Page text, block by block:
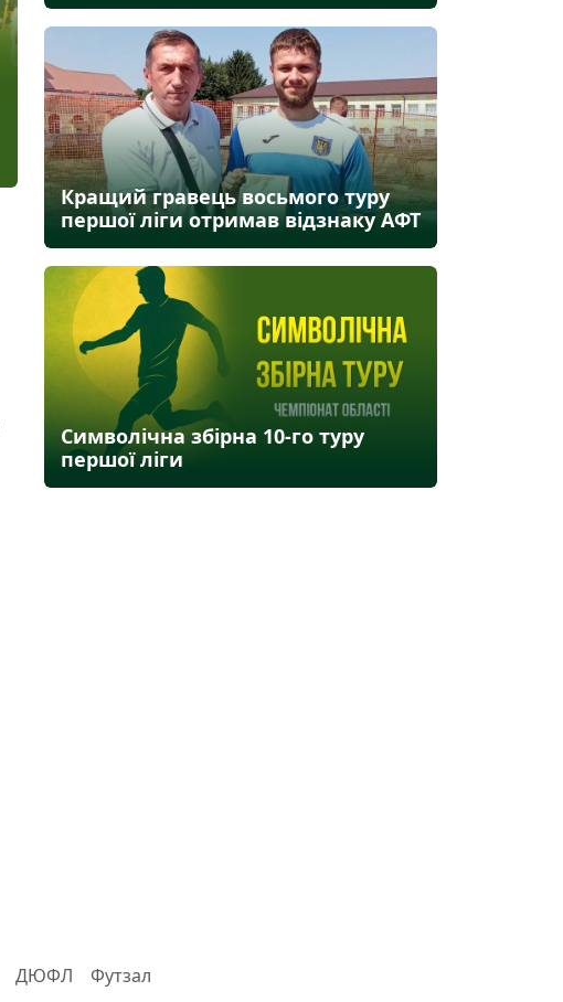
Кращий гравець восьмого туру
першої ліги отримав відзнаку АФТ
Символічна збірна 10-го туру
першої ліги
ДЮФЛ Футзал